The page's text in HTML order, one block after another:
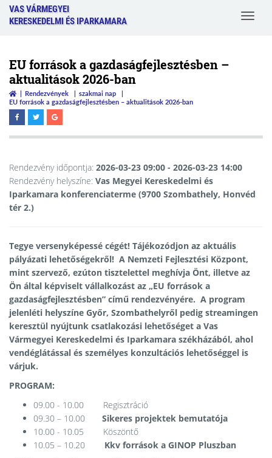
VAS VÁRMEGYEI
KERESKEDELMI ÉS IPARKAMARA
Toggle
EU források a gazdaságfejlesztésben –
aktualitások 2026-ban
Rendezvények
szakmai nap
EU források a gazdaságfejlesztésben – aktualitások 2026-ban
Rendezvény időpontja: 2026-03-23 09:00 - 2026-03-23 14:00
Rendezvény helyszíne: Vas Megyei Kereskedelmi és
Iparkamara konferenciaterme (9700 Szombathely, Honvéd
tér 2.)
Tegye versenyképessé cégét! Tájékozódjon az aktuális
pályázati lehetőségekről! A Nemzeti Fejlesztési Központ,
mint szervező, ezúton tisztelettel meghívja Önt, illetve az
Ön által képviselt vállalkozást az „EU források a
gazdaságfejlesztésben” című rendezvényére. A program
jelenléti helyszíne Győr, Szombathelyről pedig streamingen
keresztül nyújtunk csatlakozási lehetőséget a Vas
Vármegyei Kereskedelmi és Iparkamara székházából, ahol
vendéglátással és személyes konzultációs lehetőséggel is
várjuk.
PROGRAM:
09.00 - 10.00 Regisztráció
09.30 – 10.00 Sikeres projektek bemutatója
10.00 - 10.05 Köszöntő
10.05 – 10.20 Kkv források a GINOP Pluszban